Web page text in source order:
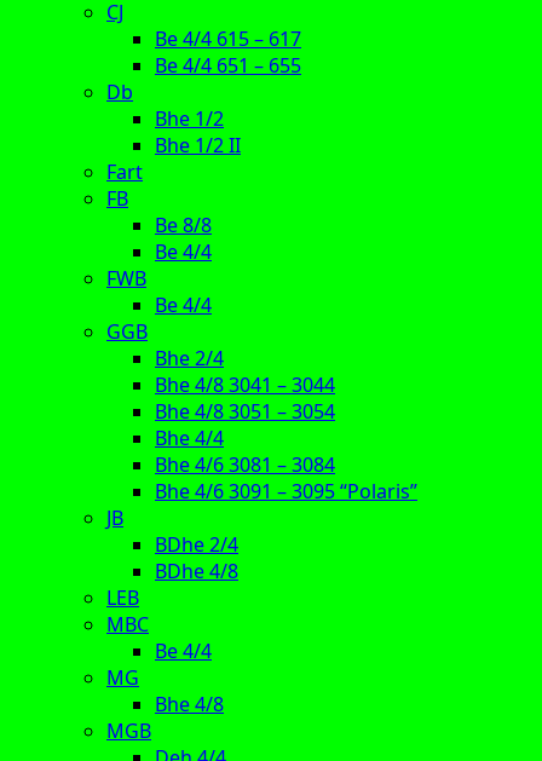
CJ
Be 4/4 615 – 617
Be 4/4 651 – 655
Db
Bhe 1/2
Bhe 1/2 II
Fart
FB
Be 8/8
Be 4/4
FWB
Be 4/4
GGB
Bhe 2/4
Bhe 4/8 3041 – 3044
Bhe 4/8 3051 – 3054
Bhe 4/4
Bhe 4/6 3081 – 3084
Bhe 4/6 3091 – 3095 “Polaris”
JB
BDhe 2/4
BDhe 4/8
LEB
MBC
Be 4/4
MG
Bhe 4/8
MGB